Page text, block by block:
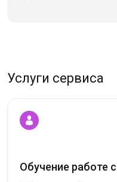
Услуги сервиса
Обучение работе